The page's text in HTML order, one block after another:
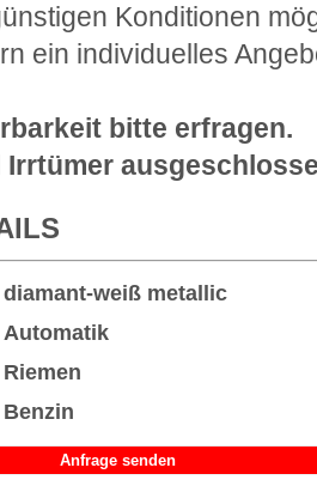
Konditionen
ein individuelles
bitte erfragen.
diamant-weiß metallic
Automatik
Riemen
Benzin
Anfrage senden